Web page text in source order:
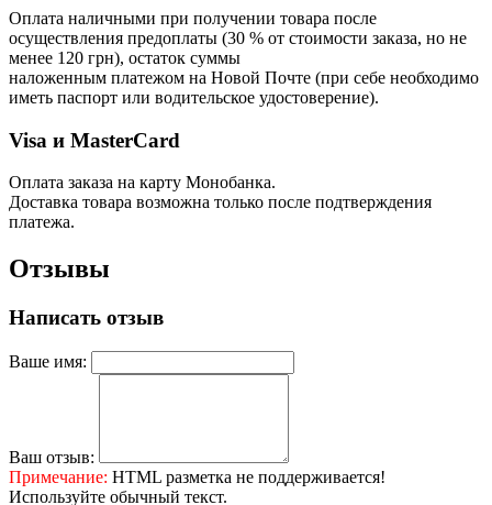
Оплата наличными при получении товара после
осуществления предоплаты (30 % от стоимости заказа, но не
менее 120 грн), остаток суммы
наложенным платежом на Новой Почте (при себе необходимо
иметь паспорт или водительское удостоверение).
Visa и MasterCard
Оплата заказа на карту Монобанка.
Доставка товара возможна только после подтверждения
платежа.
Отзывы
Написать отзыв
Ваше имя:
Ваш отзыв:
Примечание: HTML разметка не поддерживается!
Используйте обычный текст.